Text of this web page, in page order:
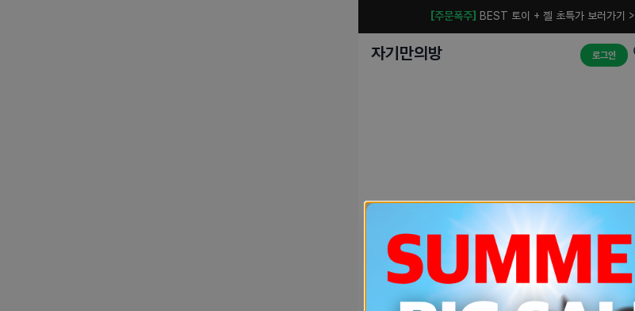
[주문폭주] BEST 토이 + 젤 초특가 보러가기 >
자기만의방 로그인
예상치 못한 에러입니다.